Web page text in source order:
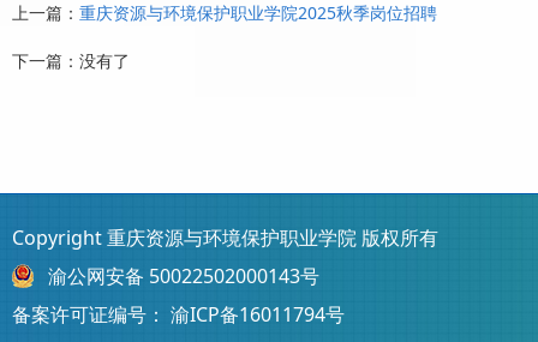
上一篇： 重庆资源与环境保护职业学院2025秋季岗位招聘
下一篇：没有了
Copyright 重庆资源与环境保护职业学院 版权所有
渝公网安备 50022502000143号
备案许可证编号： 渝ICP备16011794号